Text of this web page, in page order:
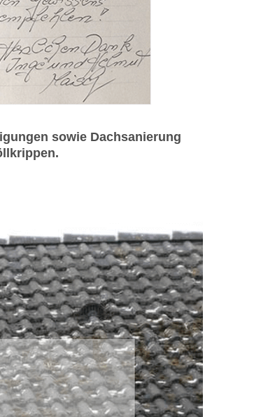
sowie Dachsanierung